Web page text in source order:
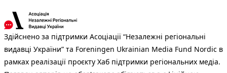
Здійснено за підтримки Асоціації “Незалежні регіональні
видавці України” та Foreningen Ukrainian Media Fund Nordic в
рамках реалізації проєкту Хаб підтримки регіональних медіа.